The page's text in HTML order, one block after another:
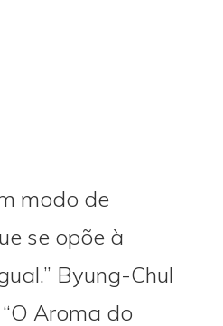
modo de
se opõe à
Byung-Chul
Aroma do